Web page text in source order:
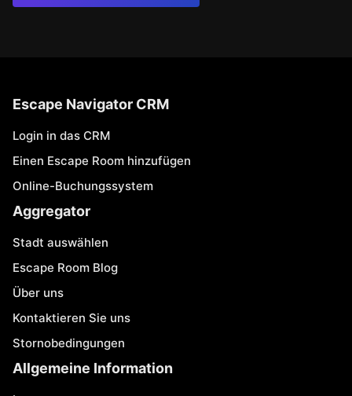
Escape Navigator CRM
Login in das CRM
Einen Escape Room hinzufügen
Online-Buchungssystem
Aggregator
Stadt auswählen
Escape Room Blog
Über uns
Kontaktieren Sie uns
Stornobedingungen
Allgemeine Information